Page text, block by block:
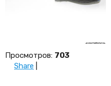
Просмотров: 703
Share